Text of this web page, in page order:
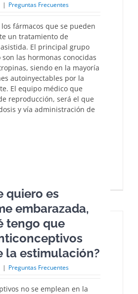
| Preguntas Frecuentes
fármacos que se pueden
un tratamiento de
El principal grupo
las hormonas conocidas
siendo en la mayoría
autoinyectables por la
El equipo médico que
reproducción, será el que
y vía administración de
quiero es
embarazada,
tengo que
la estimulación?
| Preguntas Frecuentes
no se emplean en la